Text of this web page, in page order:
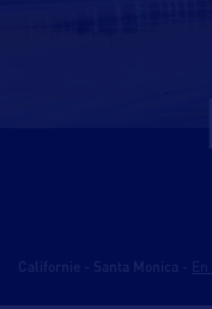
Californie - Santa Monica